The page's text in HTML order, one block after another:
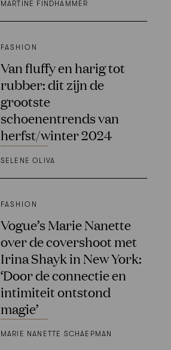
MARTINE FINDHAMMER
FASHION
Van fluffy en harig tot
rubber: dit zijn de
grootste
schoenentrends van
herfst/winter 2024
SELENE OLIVA
FASHION
Vogue’s Marie Nanette
over de covershoot met
Irina Shayk in New York:
‘Door de connectie en
intimiteit ontstond
magie’
MARIE NANETTE SCHAEPMAN